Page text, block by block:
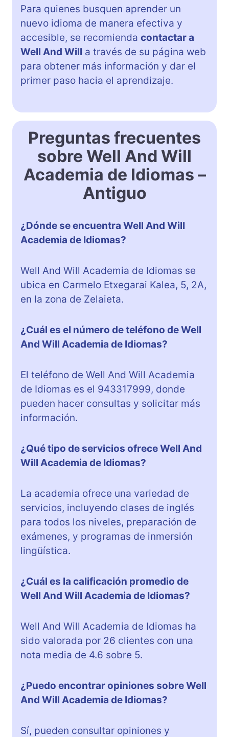
Para quienes busquen aprender un
nuevo idioma de manera efectiva y
accesible, se recomienda contactar a
Well And Will a través de su página web
para obtener más información y dar el
primer paso hacia el aprendizaje.
Preguntas frecuentes
sobre Well And Will
Academia de Idiomas –
Antiguo
¿Dónde se encuentra Well And Will
Academia de Idiomas?
Well And Will Academia de Idiomas se
ubica en Carmelo Etxegarai Kalea, 5, 2A,
en la zona de Zelaieta.
¿Cuál es el número de teléfono de Well
And Will Academia de Idiomas?
El teléfono de Well And Will Academia
de Idiomas es el 943317999, donde
pueden hacer consultas y solicitar más
información.
¿Qué tipo de servicios ofrece Well And
Will Academia de Idiomas?
La academia ofrece una variedad de
servicios, incluyendo clases de inglés
para todos los niveles, preparación de
exámenes, y programas de inmersión
lingüística.
¿Cuál es la calificación promedio de
Well And Will Academia de Idiomas?
Well And Will Academia de Idiomas ha
sido valorada por 26 clientes con una
nota media de 4.6 sobre 5.
¿Puedo encontrar opiniones sobre Well
And Will Academia de Idiomas?
Sí, pueden consultar opiniones y